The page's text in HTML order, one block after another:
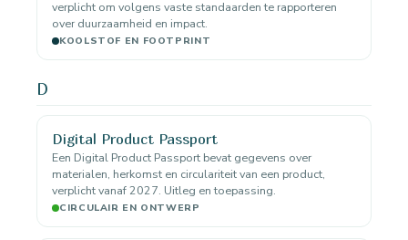
verplicht om volgens vaste standaarden te rapporteren
over duurzaamheid en impact.
KOOLSTOF EN FOOTPRINT
D
Digital Product Passport
Een Digital Product Passport bevat gegevens over
materialen, herkomst en circulariteit van een product,
verplicht vanaf 2027. Uitleg en toepassing.
CIRCULAIR EN ONTWERP